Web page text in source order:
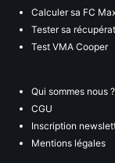
Calculer sa FC
Tester sa
Test VMA Cooper
Qui sommes nous ?
CGU
Inscription
Mentions légales